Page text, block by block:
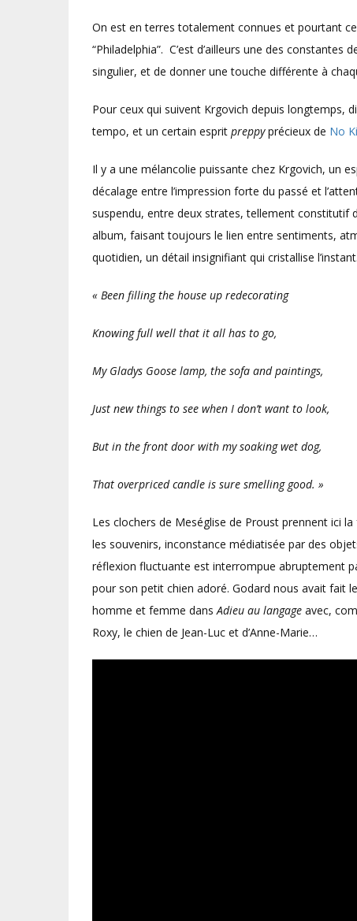
On est en terres totalement connues et pourtant
“Philadelphia”. C’est d’ailleurs une des
singulier, et de donner une touche différente à
Pour ceux qui suivent Krgovich depuis longtemps,
tempo, et un certain esprit preppyprécieux de No
Il y a une mélancolie puissante chez Krgovich, un
décalage entre l’impression forte du passé et
suspendu, entre deux strates, tellement constitutif
album, faisant toujours le lien entre sentiments,
quotidien, un détail insignifiant qui cristallise l’instant.
« Been filling the house up redecorating
Knowing full well that it all has to go,
My Gladys Goose lamp, the sofa and paintings,
Just new things to see when I don’t want to look,
But in the front door with my soaking wet dog,
That overpriced candle is sure smelling good. »
Les clochers de Meséglise de Proust prennent ici
les souvenirs, inconstance médiatisée par des
réflexion fluctuante est interrompue abruptement
pour son petit chien adoré. Godard nous avait fait
homme et femme dansAdieu au langage avec,
Roxy, le chien de Jean-Luc et d’Anne-Marie…